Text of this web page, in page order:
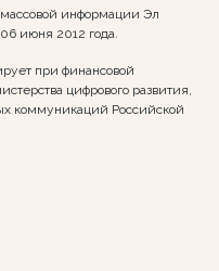
массовой информации Эл
июня 2012 года.
при финансовой
цифрового развития,
коммуникаций Российской